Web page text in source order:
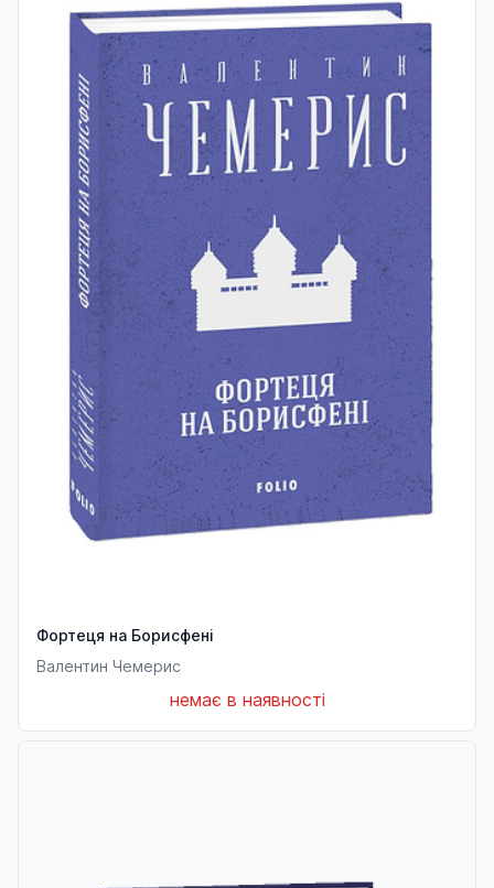
Фортеця на Борисфені
Валентин Чемерис
немає в наявності